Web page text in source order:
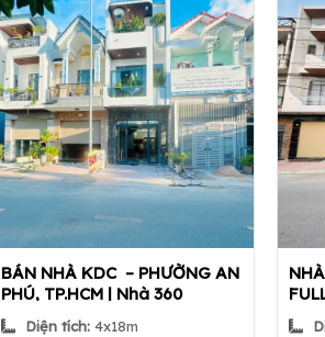
BÁN NHÀ KDC – PHƯỜNG AN
PHÚ, TP.HCM | Nhà 360
Diện tích:4x18m
TỶ |